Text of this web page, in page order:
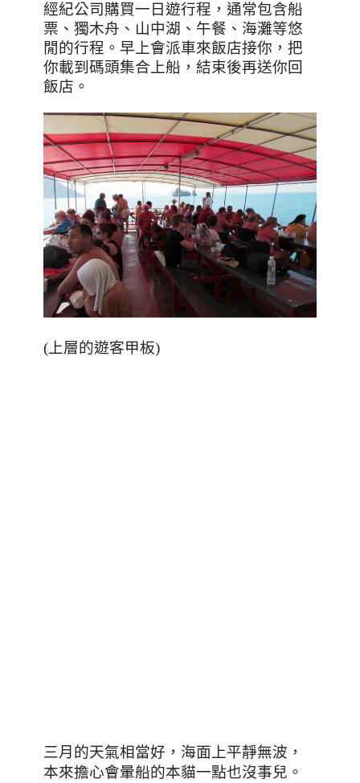
經紀公司購買一日遊行程，通常包含船
票、獨木舟、山中湖、午餐、海灘等悠
閒的行程。早上會派車來飯店接你，把
你載到碼頭集合上船，結束後再送你回
飯店。
(上層的遊客甲板)
三月的天氣相當好 ，海面上平靜無波，
本來擔心會暈船的本貓一點也沒事兒。